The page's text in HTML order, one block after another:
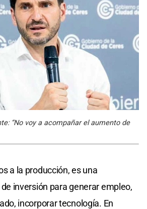
“No voy a acompañar el aumento de
a la producción, es una
inversión para generar empleo,
incorporar tecnología. En